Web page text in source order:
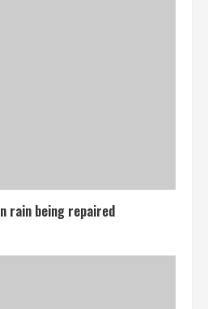
rain being repaired